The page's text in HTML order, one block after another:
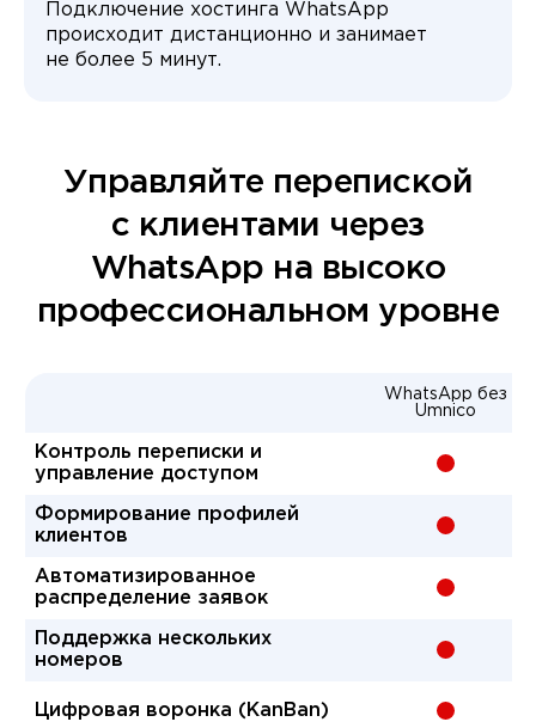
Подключение хостинга WhatsApp
происходит дистанционно и занимает
не более 5 минут.
Управляйте перепиской
с клиентами через
WhatsApp на высоко
профессиональном уровне
WhatsApp без
Umnico
Контроль переписки и
управление доступом
-
Формирование профилей
клиентов
-
Автоматизированное
распределение заявок
-
Поддержка нескольких
номеров
-
Цифровая воронка (KanBan) -